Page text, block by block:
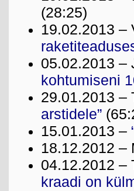
(28:25)
19.02.2013
05.02.2013 –
kohtumiseni
29.01.2013 –
arstidele”
15.01.2013 –
18.12.2012 –
04.12.2012 –
kraadi on